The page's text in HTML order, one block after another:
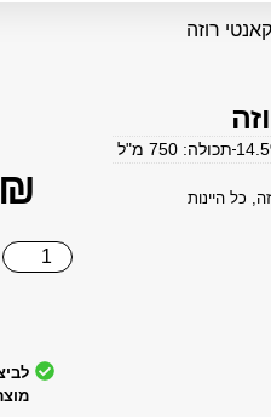
רוזה
תכולה: 750 מ"ל
כל היינות ₪